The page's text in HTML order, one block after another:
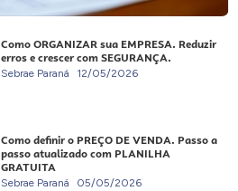
Como ORGANIZAR sua EMPRESA. Reduzir
erros e crescer com SEGURANÇA.
Sebrae Paraná 12/05/2026
Como definir o PREÇO DE VENDA. Passo a
passo atualizado com PLANILHA
GRATUITA
Sebrae Paraná 05/05/2026